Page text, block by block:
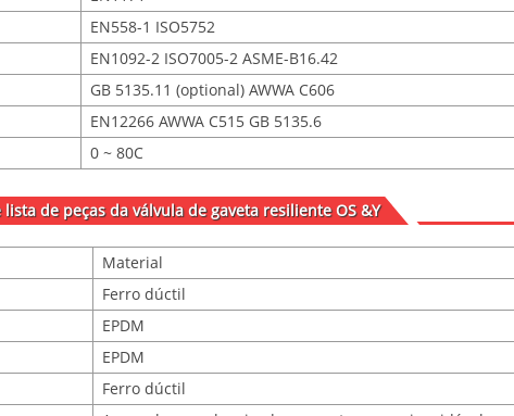
EN558-1 ISO5752
EN1092-2 ISO7005-2 ASME-B16.42
GB 5135.11 (optional) AWWA C606
EN12266 AWWA C515 GB 5135.6
0 ~ 80C
de peças da válvula de gaveta resiliente OS &Y
Material
Ferro dúctil
EPDM
EPDM
Ferro dúctil